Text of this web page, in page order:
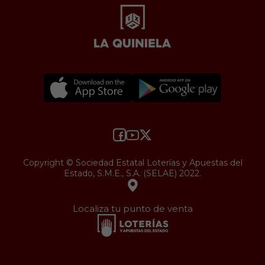
Copyright © Sociedad Estatal Loterías y Apuestas del
Estado, S.M.E., S.A. (SELAE) 2022.
Localiza tu punto de venta